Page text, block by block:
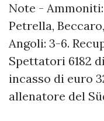
Note -
Petrella,
Angoli: 3-6.
Spettatori 6182
incasso di euro
allenatore del